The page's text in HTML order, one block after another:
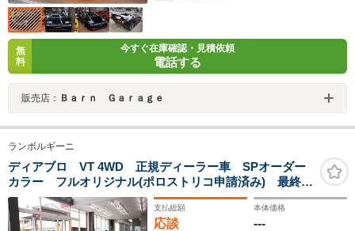
無
料
今すぐ在庫確認・見積依頼
電話する
販売店： Ｂａｒｎ Ｇａｒａｇｅ
ランボルギーニ
ディアブロ VT 4WD 正規ディーラー車 SPオーダー
カラー フルオリジナル(ポロストリコ申請済み) 最終モ
デル 走行3311km
支払総額
応談
本体価格
---